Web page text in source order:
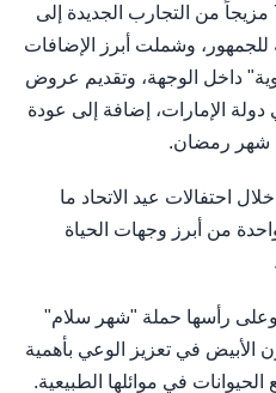
وقدمت الوجهة خلال الموسم 7 مزيجاً من التجارب الجديدة إلى
وشملت أبرز الإضافات
داخل الوجهة، وتقديم عروض
دولة الإمارات، إضافة إلى عودة
شهر رمضان.
احتفالات عيد الاتحاد ما
من أبرز وجهات الحياة
وعلى رأسها حملة "شهر سلام"
الأبيض في تعزيز الوعي بأهمية
الحيوانات في موائلها الطبيعية.